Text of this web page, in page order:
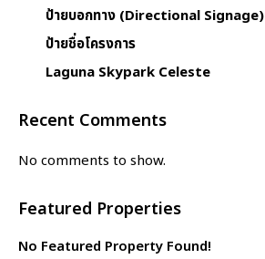
ป้ายบอกทาง (Directional Signage)
ป้ายชื่อโครงการ
Laguna Skypark Celeste
Recent Comments
No comments to show.
Featured Properties
No Featured Property Found!